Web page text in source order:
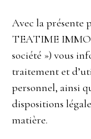
Avec la présente
TEATIME IMMO
société ») vous
traitement et
personnel, ainsi
dispositions
matière.